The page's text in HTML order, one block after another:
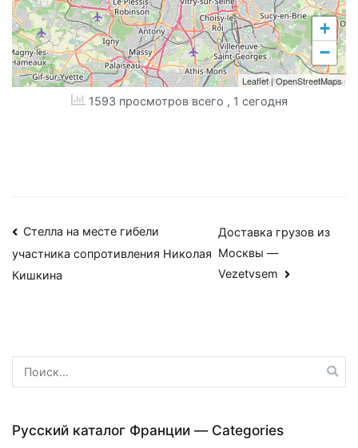
+
−
Leaflet|OpenStreetMaps
1593 просмотров всего , 1 сегодня
Навигация
по
Стелла на месте гибели
участника сопротивления Николая
Кишкина
Доставка грузов из
Москвы —
Vezetvsem
Найти:
Русский каталог Франции — Categories